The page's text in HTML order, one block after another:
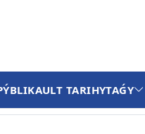
ULT TARIHYTAǴY